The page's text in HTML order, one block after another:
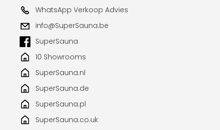
WhatsApp Verkoop Advies
info@SuperSauna.be
SuperSauna
10 Showrooms
SuperSauna.nl
SuperSauna.de
SuperSauna.pl
SuperSauna.co.uk